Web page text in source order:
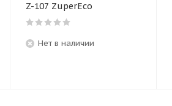
Z-107 ZuperEco
Нет в наличии